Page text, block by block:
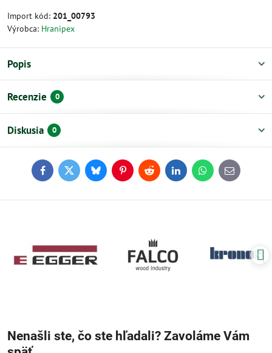
Import kód: 201_00793
Výrobca: Hranipex
Popis
Recenzie 0
Diskusia 0
FacebookTwitterBlueskyPinterestReddit LinkedInWhatsApp
E-
mail
Nenašli ste, čo ste hľadali? Zavoláme Vám